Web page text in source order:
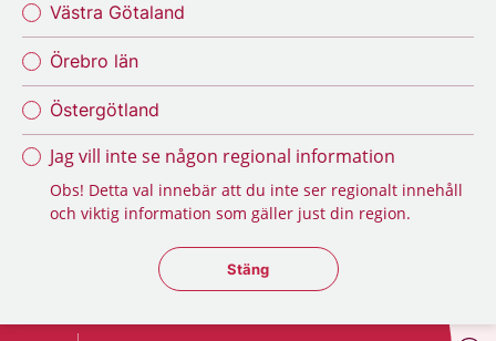
Västra Götaland
Örebro län
Östergötland
Jag vill inte se någon regional information
Obs! Detta val innebär att du inte ser regionalt innehåll
och viktig information som gäller just din region.
Stäng regionsväljaren
Stäng